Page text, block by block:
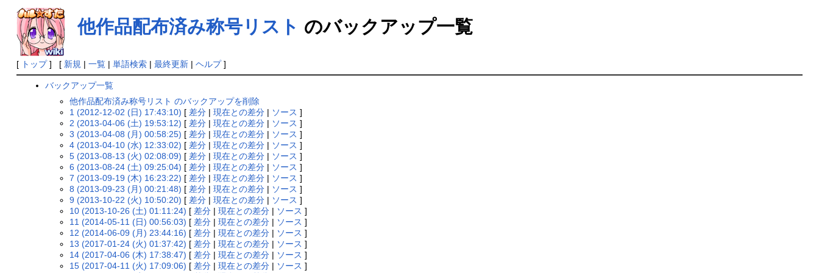
他作品配布済み称号リスト のバックアップ一覧
[ トップ] [ 新規 | 一覧| 単語検索| 最終更新| ヘルプ]
バックアップ一覧
他作品配布済み称号リスト のバックアップを削除
1 (2012-12-02 (日) 17:43:10) [ 差分 |現在との差分 | ソース ]
2 (2013-04-06 (土) 19:53:12) [ 差分 |現在との差分 | ソース ]
3 (2013-04-08 (月) 00:58:25) [ 差分 |現在との差分 | ソース ]
4 (2013-04-10 (水) 12:33:02) [ 差分 |現在との差分 | ソース ]
5 (2013-08-13 (火) 02:08:09) [ 差分 |現在との差分 | ソース ]
6 (2013-08-24 (土) 09:25:04) [ 差分 |現在との差分 | ソース ]
7 (2013-09-19 (木) 16:23:22) [ 差分 |現在との差分 | ソース ]
8 (2013-09-23 (月) 00:21:48) [ 差分 |現在との差分 | ソース ]
9 (2013-10-22 (火) 10:50:20) [ 差分 |現在との差分 | ソース ]
10 (2013-10-26 (土) 01:11:24) [ 差分 |現在との差分 | ソース ]
11 (2014-05-11 (日) 00:56:03) [ 差分 |現在との差分 | ソース ]
12 (2014-06-09 (月) 23:44:16) [ 差分 |現在との差分 | ソース ]
13 (2017-01-24 (火) 01:37:42) [ 差分 |現在との差分 | ソース ]
14 (2017-04-06 (木) 17:38:47) [ 差分 |現在との差分 | ソース ]
15 (2017-04-11 (火) 17:09:06) [ 差分 |現在との差分 | ソース ]